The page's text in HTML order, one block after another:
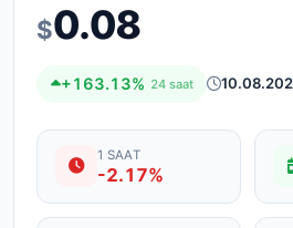
$0.08
+163.13% 24 saat
1 SAAT
-2.17%